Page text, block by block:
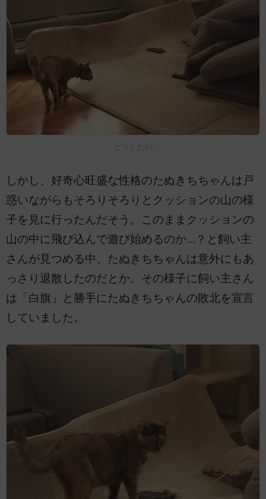
「どうしたの」
しかし、好奇心旺盛な性格のたぬきちちゃんは戸
惑いながらもそろりそろりとクッションの山の様
子を見に行ったんだそう。このままクッションの
山の中に飛び込んで遊び始めるのか...？と飼い主
さんが見つめる中、たぬきちちゃんは意外にもあ
っさり退散したのだとか。その様子に飼い主さん
は「白旗」と勝手にたぬきちちゃんの敗北を宣言
していました。